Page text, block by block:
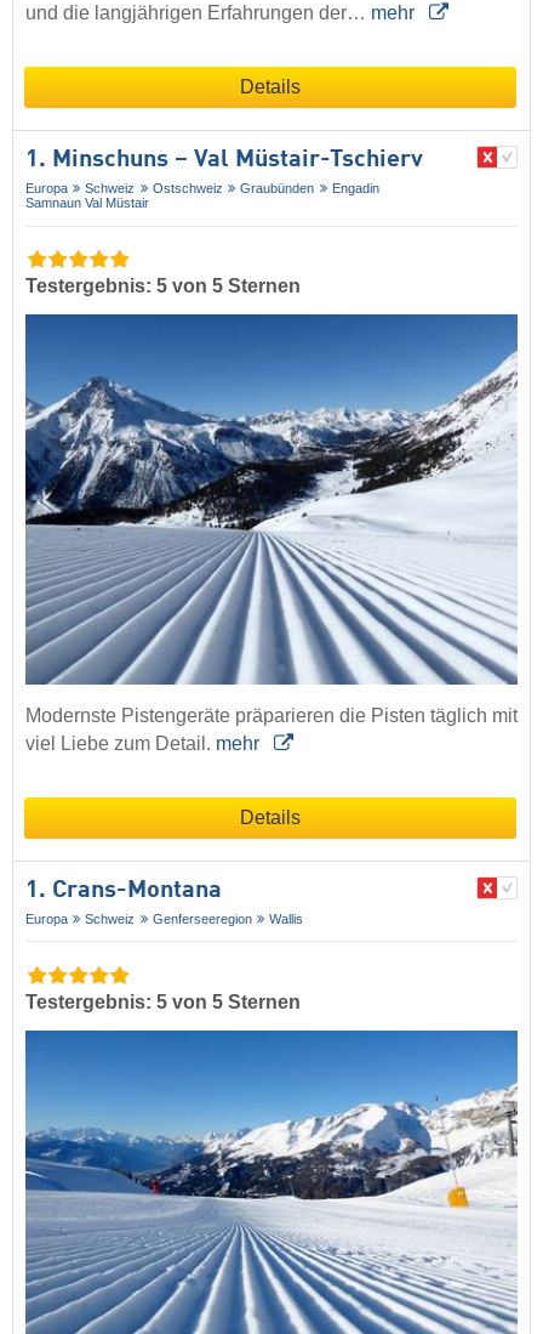
und die langjährigen Erfahrungen der… mehr
Details
1. Minschuns – Val Müstair-Tschierv
Europa Schweiz Ostschweiz Graubünden
Engadin
Samnaun Val Müstair
Testergebnis: 5 von 5 Sternen
Modernste Pistengeräte präparieren die Pisten täglich mit
viel Liebe zum Detail. mehr
Details
1. Crans-Montana
Europa Schweiz Genferseeregion Wallis
Testergebnis: 5 von 5 Sternen